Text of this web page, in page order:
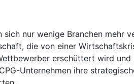
sich nur wenige Branchen mehr
die von einer
erschüttert wird und
Unternehmen ihre